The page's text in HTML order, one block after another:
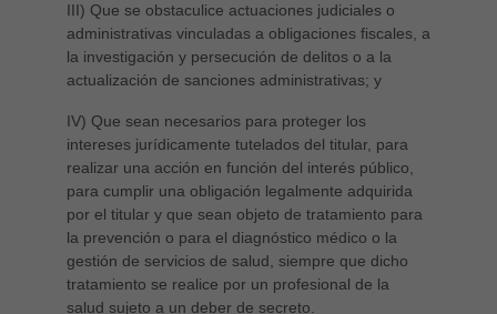
III) Que se obstaculice actuaciones judiciales o
administrativas vinculadas a obligaciones fiscales, a
la investigación y persecución de delitos o a la
actualización de sanciones administrativas; y
IV) Que sean necesarios para proteger los
intereses jurídicamente tutelados del titular, para
realizar una acción en función del interés público,
para cumplir una obligación legalmente adquirida
por el titular y que sean objeto de tratamiento para
la prevención o para el diagnóstico médico o la
gestión de servicios de salud, siempre que dicho
tratamiento se realice por un profesional de la
salud sujeto a un deber de secreto.